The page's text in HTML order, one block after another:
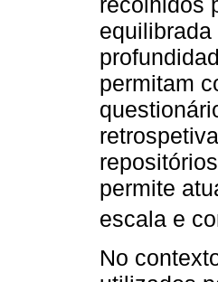
permitam
permite
escala e
No